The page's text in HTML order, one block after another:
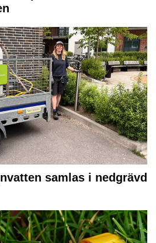
samlas i nedgrävd